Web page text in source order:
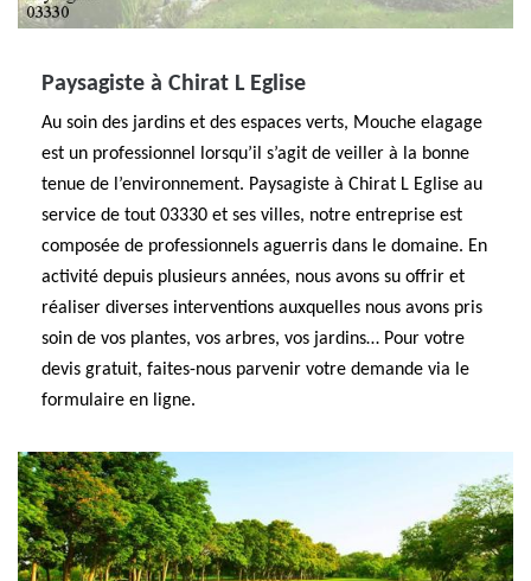
Paysagiste à Chirat L Eglise
Au soin des jardins et des espaces verts, Mouche elagage
est un professionnel lorsqu’il s’agit de veiller à la bonne
tenue de l’environnement. Paysagiste à Chirat L Eglise au
service de tout 03330 et ses villes, notre entreprise est
composée de professionnels aguerris dans le domaine. En
activité depuis plusieurs années, nous avons su offrir et
réaliser diverses interventions auxquelles nous avons pris
soin de vos plantes, vos arbres, vos jardins… Pour votre
devis gratuit, faites-nous parvenir votre demande via le
formulaire en ligne.